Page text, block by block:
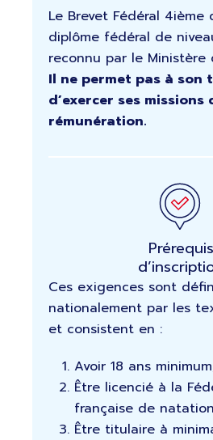
Le Brevet Fédéral
diplôme fédéral de
reconnu par le
Il ne permet pas à son
d’exercer ses missions
rémunération.
Prérequis
Ces exigences sont
nationalement par les
et consistent en :
Avoir 18 ans
Être licencié à la
française de
Être titulaire à